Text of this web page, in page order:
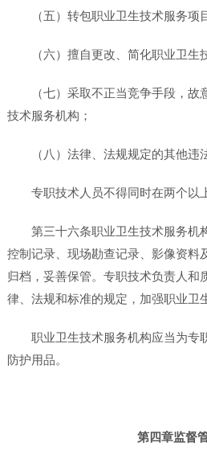
（五）转包职业卫生技术服务项
（六）擅自更改、简化职业卫生
（七）采取不正当竞争手段，
技术服务机构；
（八）法律、法规规定的其他违
专职技术人员不得同时在两个以
第三十六条职业卫生技术服务机
控制记录、现场勘查记录、影像资料
归档，妥善保管。专职技术负责人和
律、法规和标准的规定，加强职业卫
职业卫生技术服务机构应当为专
防护用品。
第四章监督